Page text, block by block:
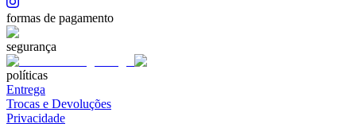
formas de pagamento
segurança
políticas
Entrega
Trocas e Devoluções
Privacidade